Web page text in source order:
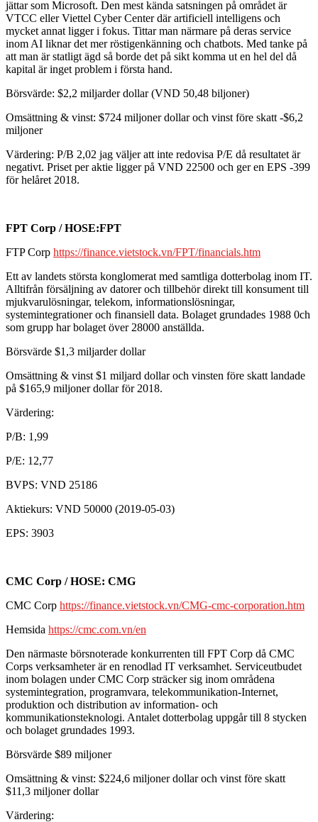
jättar som Microsoft. Den mest kända satsningen på området är
VTCC eller Viettel Cyber Center där artificiell intelligens och
mycket annat ligger i fokus. Tittar man närmare på deras service
inom AI liknar det mer röstigenkänning och chatbots. Med tanke på
att man är statligt ägd så borde det på sikt komma ut en hel del då
kapital är inget problem i första hand.
Börsvärde: $2,2 miljarder dollar (VND 50,48 biljoner)
Omsättning & vinst: $724 miljoner dollar och vinst före skatt -$6,2
miljoner
Värdering: P/B 2,02 jag väljer att inte redovisa P/E då resultatet är
negativt. Priset per aktie ligger på VND 22500 och ger en EPS -399
för helåret 2018.
FPT Corp / HOSE:FPT
FTP Corp https://finance.vietstock.vn/FPT/financials.htm
Ett av landets största konglomerat med samtliga dotterbolag inom IT.
Alltifrån försäljning av datorer och tillbehör direkt till konsument till
mjukvarulösningar, telekom, informationslösningar,
systemintegrationer och finansiell data. Bolaget grundades 1988 0ch
som grupp har bolaget över 28000 anställda.
Börsvärde $1,3 miljarder dollar
Omsättning & vinst $1 miljard dollar och vinsten före skatt landade
på $165,9 miljoner dollar för 2018.
Värdering:
P/B: 1,99
P/E: 12,77
BVPS: VND 25186
Aktiekurs: VND 50000 (2019-05-03)
EPS: 3903
CMC Corp / HOSE: CMG
CMC Corp https://finance.vietstock.vn/CMG-cmc-corporation.htm
Hemsida https://cmc.com.vn/en
Den närmaste börsnoterade konkurrenten till FPT Corp då CMC
Corps verksamheter är en renodlad IT verksamhet. Serviceutbudet
inom bolagen under CMC Corp sträcker sig inom områdena
systemintegration, programvara, telekommunikation-Internet,
produktion och distribution av information- och
kommunikationsteknologi. Antalet dotterbolag uppgår till 8 stycken
och bolaget grundades 1993.
Börsvärde $89 miljoner
Omsättning & vinst: $224,6 miljoner dollar och vinst före skatt
$11,3 miljoner dollar
Värdering: